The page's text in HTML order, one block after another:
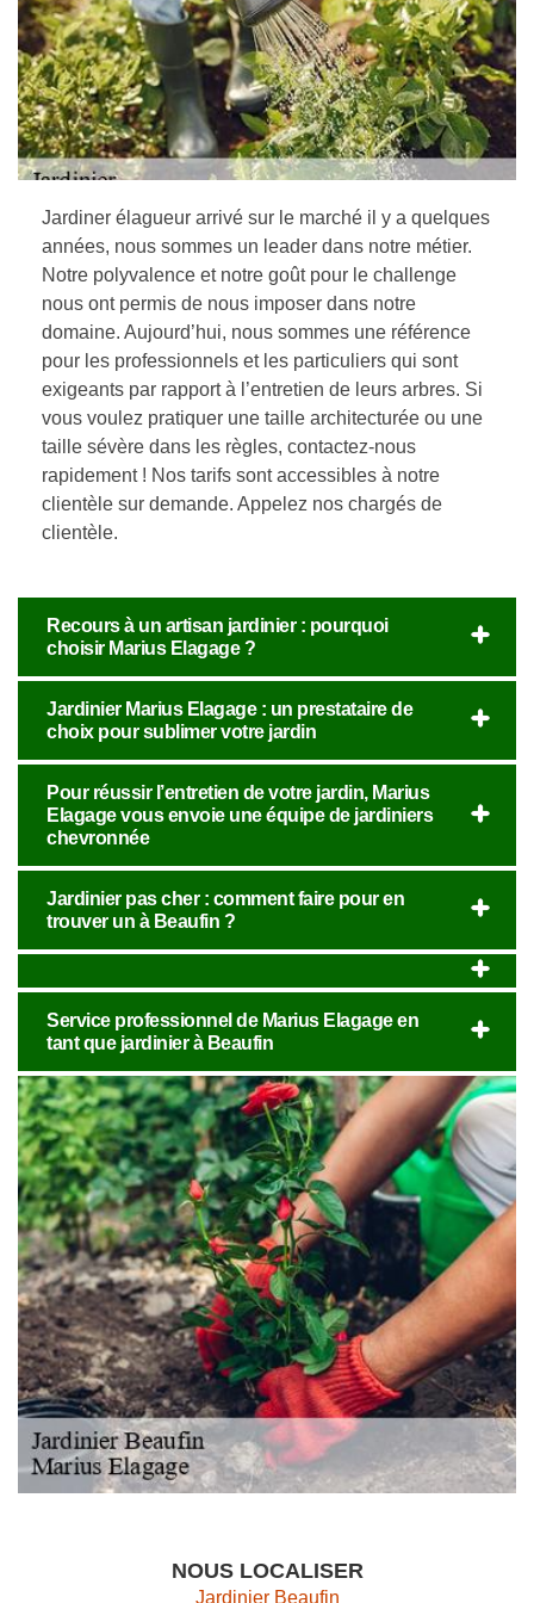
Jardiner élagueur arrivé sur le marché il y a quelques
années, nous sommes un leader dans notre métier.
Notre polyvalence et notre goût pour le challenge
nous ont permis de nous imposer dans notre
domaine. Aujourd’hui, nous sommes une référence
pour les professionnels et les particuliers qui sont
exigeants par rapport à l’entretien de leurs arbres. Si
vous voulez pratiquer une taille architecturée ou une
taille sévère dans les règles, contactez-nous
rapidement ! Nos tarifs sont accessibles à notre
clientèle sur demande. Appelez nos chargés de
clientèle.
Recours à un artisan jardinier : pourquoi
choisir Marius Elagage ?
Jardinier Marius Elagage : un prestataire de
choix pour sublimer votre jardin
Pour réussir l’entretien de votre jardin, Marius
Elagage vous envoie une équipe de jardiniers
chevronnée
Jardinier pas cher : comment faire pour en
trouver un à Beaufin ?
Service professionnel de Marius Elagage en
tant que jardinier à Beaufin
NOUS LOCALISER
Jardinier Beaufin